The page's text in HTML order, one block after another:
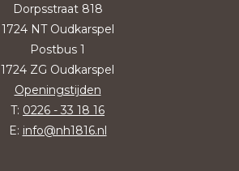
Dorpsstraat 818
1724 NT Oudkarspel
Postbus 1
1724 ZG Oudkarspel
Openingstijden
T: 0226 - 33 18 16
E: info@nh1816.nl